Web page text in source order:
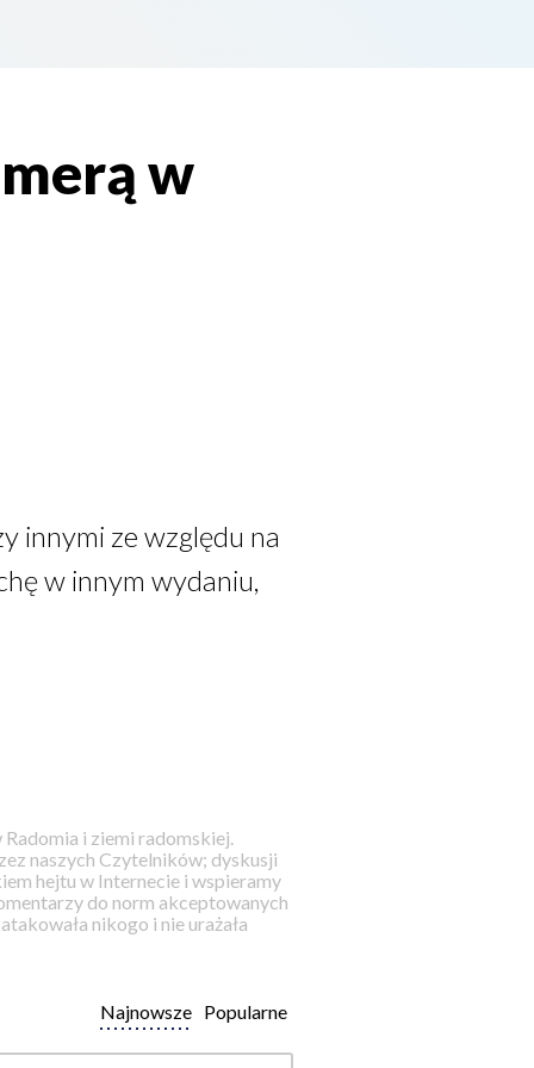
w
innymi ze względu na
w innym wydaniu,
i ziemi radomskiej.
naszych Czytelników; dyskusji
hejtu w Internecie i wspieramy
do norm akceptowanych
nikogo i nie urażała
Popularne
Najnowsze